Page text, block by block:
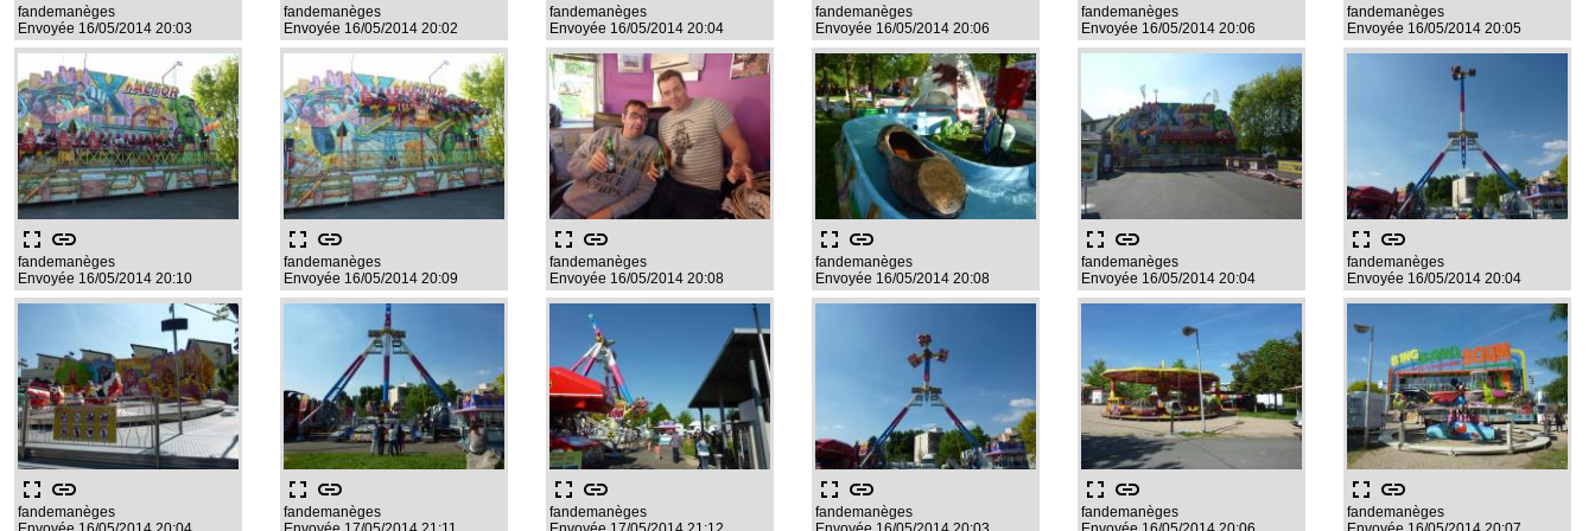
fandemanèges
Envoyée 16/05/2014 20:03
fandemanèges
Envoyée 16/05/2014 20:02
fandemanèges
Envoyée 16/05/2014 20:04
fandemanèges
Envoyée 16/05/2014 20:06
fandemanèges
Envoyée 16/05/2014 20:06
fandemanèges
Envoyée 16/05/2014 20:05
fullscreen link
fandemanèges
Envoyée 16/05/2014 20:10
fullscreen link
fandemanèges
Envoyée 16/05/2014 20:09
fullscreen link
fandemanèges
Envoyée 16/05/2014 20:08
fullscreen link
fandemanèges
Envoyée 16/05/2014 20:08
fullscreen link
fandemanèges
Envoyée 16/05/2014 20:04
fullscreen link
fandemanèges
Envoyée 16/05/2014 20:04
fullscreen link
fandemanèges
fullscreen link
fandemanèges
fullscreen link
fandemanèges
fullscreen link
fandemanèges
fullscreen link
fandemanèges
fullscreen link
fandemanèges